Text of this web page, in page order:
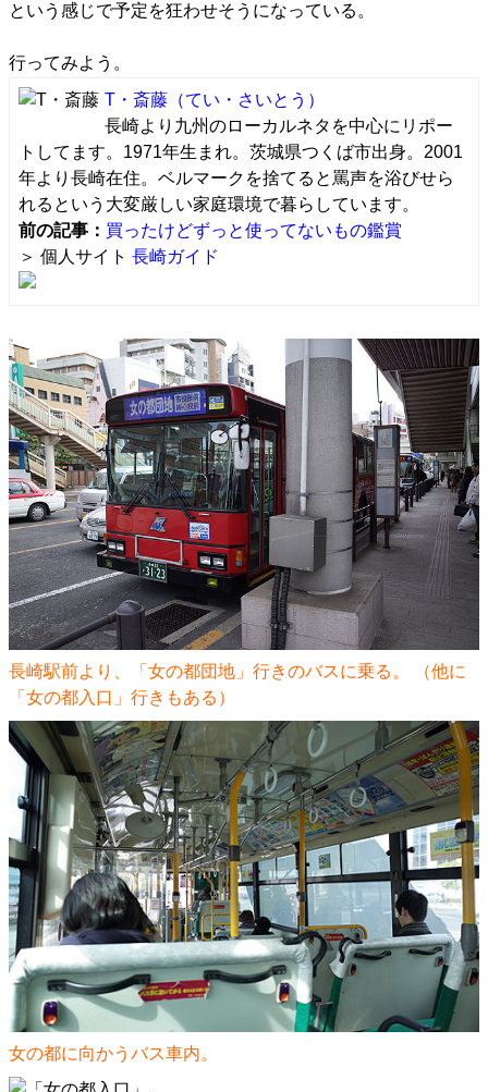
という感じで予定を狂わせそうになっている。
行ってみよう。
T・斎藤 （てい・さいとう）
長崎より九州のローカルネタを中心にリポー
トしてます。1971年生まれ。茨城県つくば市出身。2001
年より長崎在住。ベルマークを捨てると罵声を浴びせら
れるという大変厳しい家庭環境で暮らしています。
前の記事： 買ったけどずっと使ってないもの鑑賞
＞ 個人サイト 長崎ガイド
長崎駅前より、「女の都団地」行きのバスに乗る。 （他に
「女の都入口」行きもある）
女の都に向かうバス車内。